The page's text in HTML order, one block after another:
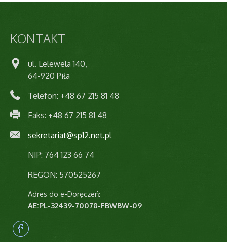
KONTAKT
ul. Lelewela 140,
64-920 Piła
Telefon: +48 67 215 81 48
Faks: +48 67 215 81 48
sekretariat@sp12.net.pl
NIP: 764 123 66 74
REGON: 570525267
Adres do e-Doręczeń:
AE:PL-32439-70078-FBWBW-09